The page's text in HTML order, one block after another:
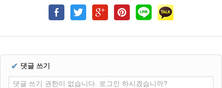
✔ 댓글 쓰기
댓글 쓰기 권한이 없습니다. 로그인 하시겠습니까?